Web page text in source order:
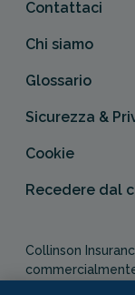
Contattaci
Chi siamo
Glossario
Sicurezza &
Cookie
Recedere dal
Collinson